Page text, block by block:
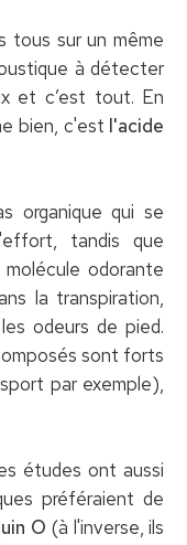
tous sur un même
à détecter
et c’est tout. En
bien, c'est l'acide
organique qui se
tandis que
odorante
la transpiration,
odeurs de pied.
sont forts
par exemple),
études ont aussi
préféraient de
O (à l'inverse, ils